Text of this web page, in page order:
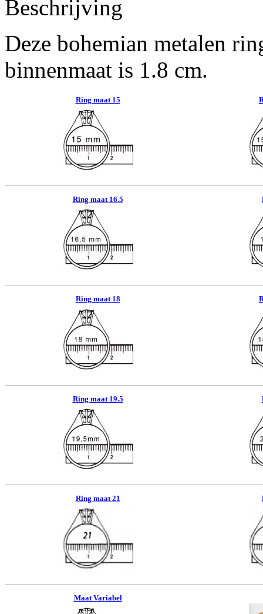
Beschrijving
Deze bohemian metalen
binnenmaat is 1.8 cm.
Ring maat 15
Ring maat 16.5
Ring maat 18
Ring maat 19.5
Ring maat 21
Maat Variabel